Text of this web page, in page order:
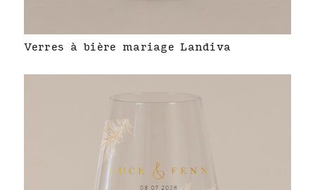
Verres à bière mariage Landiva